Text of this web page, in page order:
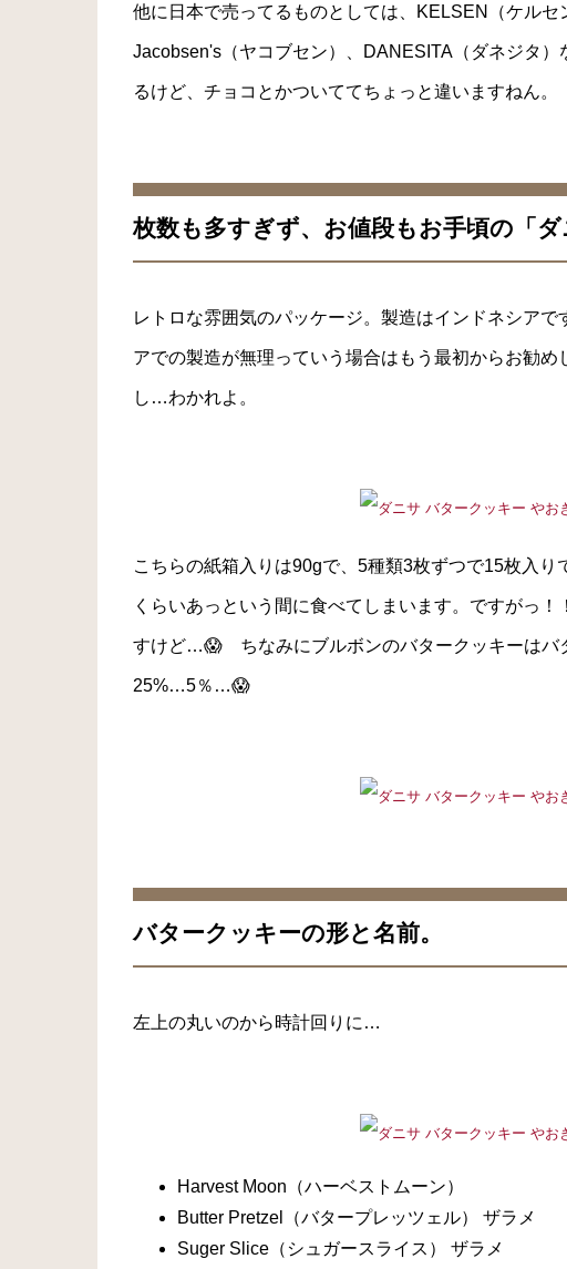
他に日本で売ってるものとしては、KELSEN（ケルセ
Jacobsen's（ヤコブセン）、DANESITA（ダネジタ
るけど、チョコとかついててちょっと違いますねん。
枚数も多すぎず、お値段もお手頃の「ダ
レトロな雰囲気のパッケージ。製造はインドネシア
アでの製造が無理っていう場合はもう最初からお勧
し…わかれよ。
こちらの紙箱入りは90gで、5種類3枚ずつで15枚入
くらいあっという間に食べてしまいます。ですがっ
すけど…😱 ちなみにブルボンのバタークッキーはバ
25%…5％…😱
バタークッキーの形と名前。
左上の丸いのから時計回りに…
Harvest Moon（ハーベストムーン）
Butter Pretzel（バタープレッツェル） ザラメ
Suger Slice（シュガースライス） ザラメ